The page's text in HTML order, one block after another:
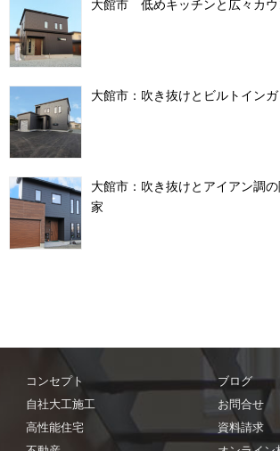
大館市 低めキッチンと広々カウ
大館市：吹き抜けとビルトイン
大館市：吹き抜けとアイアン調
家
コンセプト
自社大工施工
高性能住宅
ブログ
お問合せ
資料請求